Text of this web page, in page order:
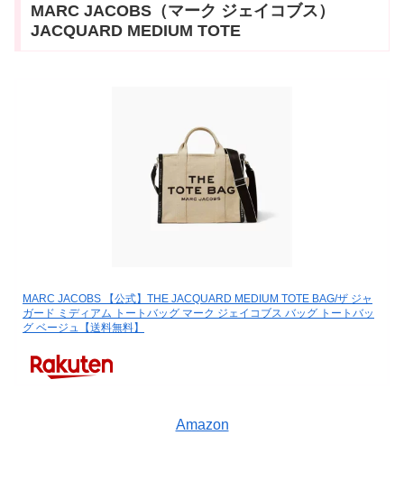
MARC JACOBS（マーク ジェイコブス）
JACQUARD MEDIUM TOTE
MARC JACOBS 【公式】THE JACQUARD MEDIUM TOTE BAG/ザ ジャ
ガード ミディアム トートバッグ マーク ジェイコブス バッグ トートバッ
グ ベージュ【送料無料】
Amazon